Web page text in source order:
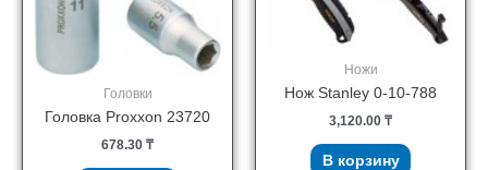
Головки
Головка Proxxon 23720
678.30 ₸
Ножи
Нож Stanley 0-10-788
3,120.00 ₸
В корзину